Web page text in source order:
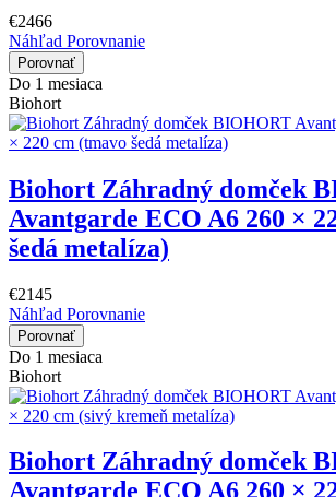
€2466
Náhľad Porovnanie
Porovnať
Do 1 mesiaca
Biohort
Biohort Záhradný domček
Avantgarde ECO A6 260 ×
šedá metalíza)
€2145
Náhľad Porovnanie
Porovnať
Do 1 mesiaca
Biohort
Biohort Záhradný domček
Avantgarde ECO A6 260 ×